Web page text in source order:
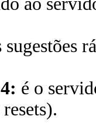
é o